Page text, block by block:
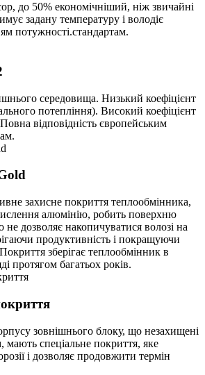
до 50% економічніший, ніж звичайні
задану температуру і володіє
потужності.стандартам.
середовища. Низький коефіцієнт
потепління). Високий коефіцієнт
відповідність європейським
захисне покриття теплообмінника,
алюмінію, робить поверхню
дозволяє накопичуватися волозі на
продуктивність і покращуючи
зберігає теплообмінник в
протягом багатьох років.
зовнішнього блоку, що незахищені
спеціальне покриття, яке
і дозволяє продовжити термін